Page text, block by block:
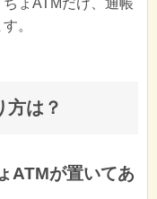
。
方は？
ATMが置いてあ